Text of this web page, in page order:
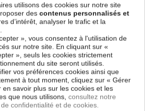
tendue sur un châssis fait de matériaux
vous pourrez suspendre le tableau
à l'encadrer.
Dream (1 Part) Narrowest résistant aux
% sûr, parfait même pour la chambre à
enfants.
tendances et modernes constituent un
de donner une nouvelle touche à vos
tous les goût.
utilisons des cookies sur notre site
des contenus personnalisés et
d’intérêt, analyser le trafic et la
», vous consentez à l'utilisation de
sur notre site. En cliquant sur «
», seuls les cookies strictement
du site seront utilisés.
vos préférences cookies ainsi que
à tout moment, cliquez sur « Gérer
en savoir plus sur les cookies et les
que nous utilisons, consultez notre
confidentialité et de cookies.